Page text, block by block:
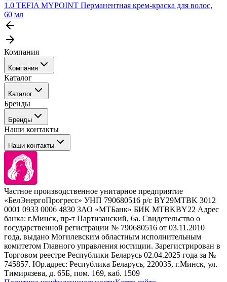
1.0 TEFIA MYPOINT Перманентная крем-краска для волос,
60 мл
Компания
Компания
События
Покупателю
Каталог
Каталог
Профессиональные средства для окрашивания волос
Сервисные средства
Уход
Стайлинг
Брови и ресницы
Барберинг
Наборы
Расходные материалы
Бренды
Бренды
Tefia
Concept
Kezy
Barex
Sim Sensitive
Kebren
Selective Professional
White Line
Наши контакты
Наши контакты
+ 375 44 7233514
+ 375 29 1649505
info@krasabel.by
Офис: г. Минск, ул. Тимирязева 65Б, офис 1509
Склад: г. Минск, ул. Домбровская, 15
Частное производственное унитарное предприятие
«БелЭнергоПрогресс» УНП 790680516 р/с BY29MTBK 3012
0001 0933 0006 4830 ЗАО «МТБанк» БИК MTBKBY22 Адрес
банка: г.Минск, пр-т Партизанский, 6а. Свидетельство о
государственной регистрации № 790680516 от 03.11.2010
года, выдано Могилевским областным исполнительным
комитетом Главного управления юстиции. Зарегистрирован в
Торговом реестре Республики Беларусь 02.04.2025 года за №
745857. Юр.адрес: Республика Беларусь, 220035, г.Минск, ул.
Тимирязева, д. 65Б, пом. 169, каб. 1509